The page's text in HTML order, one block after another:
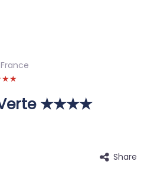
Verte ★★★★
Share